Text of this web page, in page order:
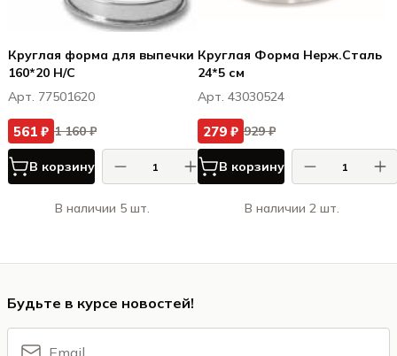
Круглая форма для выпечки
160*20 Н/С
Арт. 77501620
561 ₽ 1 160 ₽
В корзину
В наличии 5 шт.
Круглая Форма Нерж.Сталь
24*5 см
Арт. 43030524
279 ₽ 929 ₽
В корзину
В наличии 2 шт.
Будьте в курсе новостей!